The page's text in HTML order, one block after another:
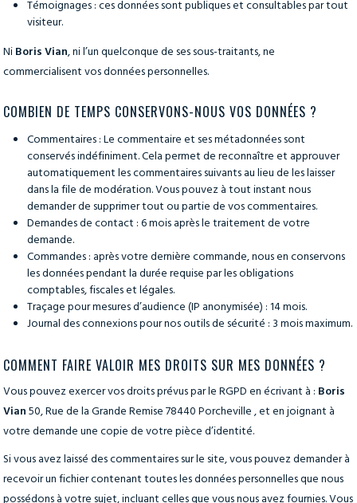
Témoignages : ces données sont publiques et consultables par tout
visiteur.
NiBoris Vian, ni l’un quelconque de ses sous-traitants, ne
commercialisent vos données personnelles.
COMBIEN DE TEMPS CONSERVONS-NOUS VOS DONNÉES ?
Commentaires : Le commentaire et ses métadonnées sont
conservés indéfiniment. Cela permet de reconnaître et approuver
automatiquement les commentaires suivants au lieu de les laisser
dans la file de modération. Vous pouvez à tout instant nous
demander de supprimer tout ou partie de vos commentaires.
Demandes de contact : 6 mois après le traitement de votre
demande.
Commandes : après votre dernière commande, nous en conservons
les données pendant la durée requise par les obligations
comptables, fiscales et légales.
Traçage pour mesures d’audience (IP anonymisée) : 14 mois.
Journal des connexions pour nos outils de sécurité : 3 mois maximum.
COMMENT FAIRE VALOIR MES DROITS SUR MES DONNÉES ?
Vous pouvez exercer vos droits prévus par le RGPD en écrivant à : Boris
Vian50, Rue de la Grande Remise 78440 Porcheville , et en joignant à
votre demande une copie de votre pièce d’identité.
Si vous avez laissé des commentaires sur le site, vous pouvez demander à
recevoir un fichier contenant toutes les données personnelles que nous
possédons à votre sujet, incluant celles que vous nous avez fournies. Vous